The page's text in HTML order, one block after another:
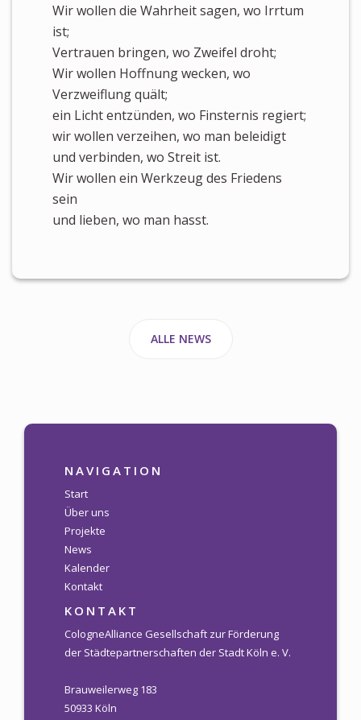
Wir wollen die Wahrheit sagen, wo Irrtum
ist;
Vertrauen bringen, wo Zweifel droht;
Wir wollen Hoffnung wecken, wo
Verzweiflung quält;
ein Licht entzünden, wo Finsternis regiert;
wir wollen verzeihen, wo man beleidigt
und verbinden, wo Streit ist.
Wir wollen ein Werkzeug des Friedens
sein
und lieben, wo man hasst.
ALLE NEWS
NAVIGATION
Start
Über uns
Projekte
News
Kalender
Kontakt
KONTAKT
CologneAlliance Gesellschaft zur Förderung
der Städtepartnerschaften der Stadt Köln e. V.
Brauweilerweg 183
50933 Köln